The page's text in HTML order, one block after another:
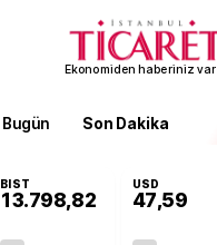
Ekonomiden haberiniz
Bugün Son Dakika
BIST
13.798,82
USD
47,59